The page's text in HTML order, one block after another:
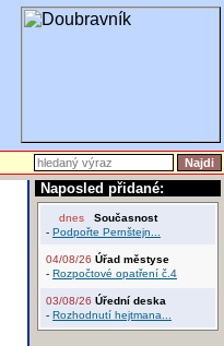
Naposled přidané:
dnes Současnost
- Podpořte Pernštejn...
04/08/26 Úřad městyse
- Rozpočtové opatření č.4
03/08/26 Úřední deska
- Rozhodnutí hejtmana...